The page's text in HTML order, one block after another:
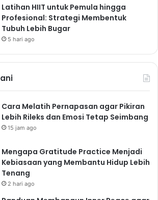
Latihan HIIT untuk Pemula hingga
Profesional: Strategi Membentuk
Tubuh Lebih Bugar
5 hari ago
Cara Melatih Pernapasan agar Pikiran
Lebih Rileks dan Emosi Tetap Seimbang
15 jam ago
Mengapa Gratitude Practice Menjadi
Kebiasaan yang Membantu Hidup Lebih
Tenang
2 hari ago